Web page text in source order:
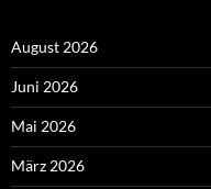
August 2026
Juni 2026
Mai 2026
März 2026